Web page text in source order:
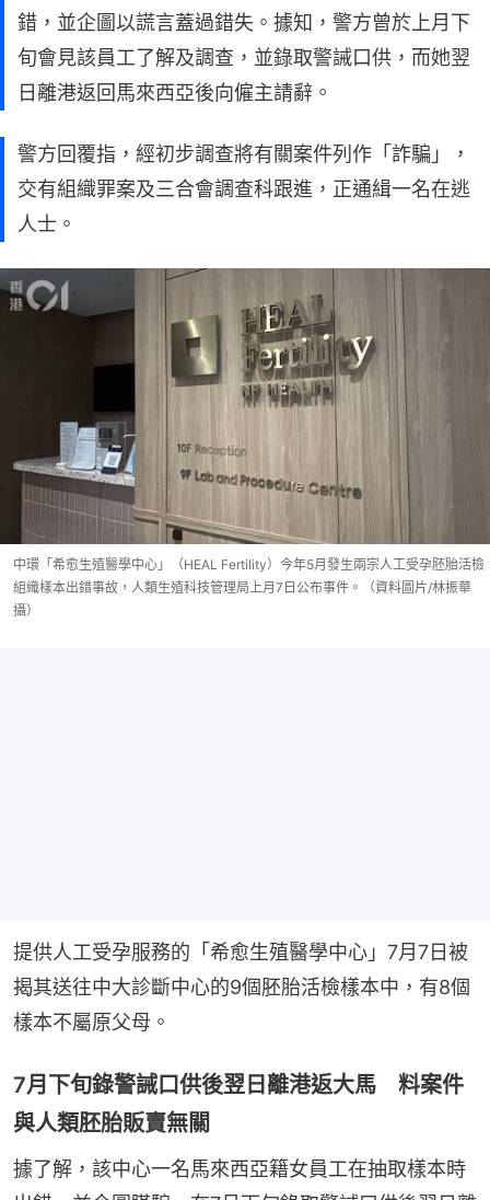
錯，並企圖以謊言蓋過錯失。據知，警方曾於上月下
旬會見該員工了解及調查，並錄取警誡口供，而她翌
日離港返回馬來西亞後向僱主請辭。
警方回覆指，經初步調查將有關案件列作「詐騙」，
交有組織罪案及三合會調查科跟進，正通緝一名在逃
人士。
中環「希愈生殖醫學中心」（HEAL Fertility）今年5月發生兩宗人工受孕胚胎活檢
組織樣本出錯事故，人類生殖科技管理局上月7日公布事件。（資料圖片/林振華
攝）
提供人工受孕服務的「希愈生殖醫學中心」7月7日被
揭其送往中大診斷中心的9個胚胎活檢樣本中，有8個
樣本不屬原父母。
7月下旬錄警誡口供後翌日離港返大馬 料案件
與人類胚胎販賣無關
據了解，該中心一名馬來西亞籍女員工在抽取樣本時